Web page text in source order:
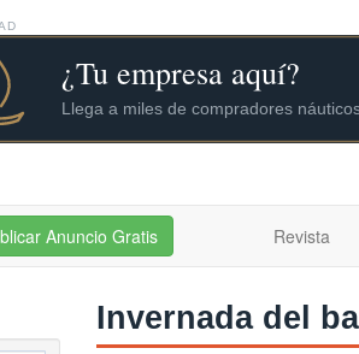
Anuncio Gratis Revista
Invernada del